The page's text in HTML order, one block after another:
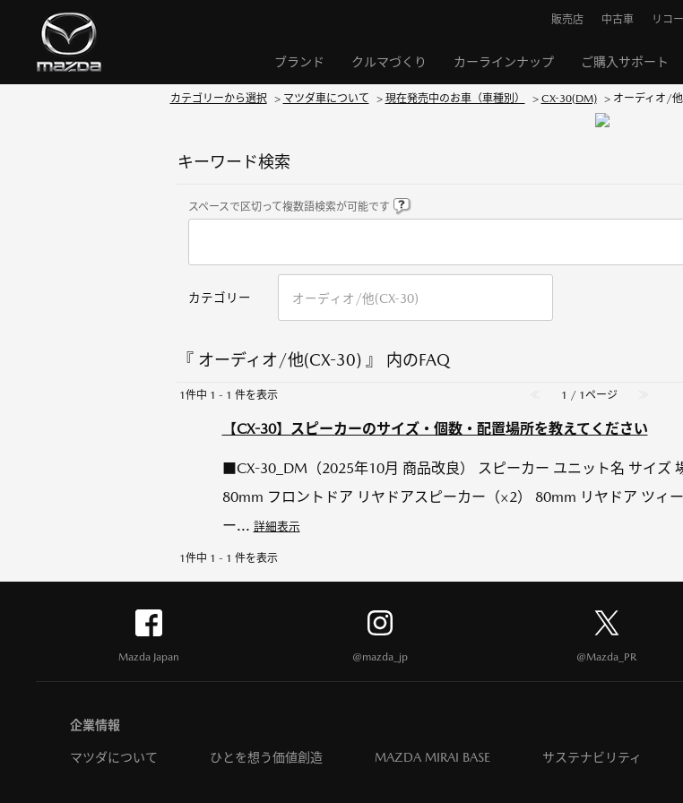
ブランド クルマづくり カーラインナップ ご購入サポート
販売店 中古車 リコ
カテゴリーから選択 > マツダ車について > 現在発売中のお車（車種別） > CX-30(DM) > オーディオ/
キーワード検索
スペースで区切って複数語検索が可能です
カテゴリー
『 オーディオ/他(CX-30) 』 内のFAQ
1件中 1 - 1 件を表示 1 / 1ページ
【CX-30】スピーカーのサイズ・個数・配置場所を教えてください
■CX-30_DM（2025年10月 商品改良） スピーカー ユニット名 サイズ
80mm フロントドア リヤドアスピーカー（×2） 80mm リヤドア ツィ
ー... 詳細表示
1件中 1 - 1 件を表示
Mazda Japan @mazda_jp @Mazda_PR
企業情報
マツダについて ひとを想う価値創造 MAZDA MIRAI BASE サステナビリティ